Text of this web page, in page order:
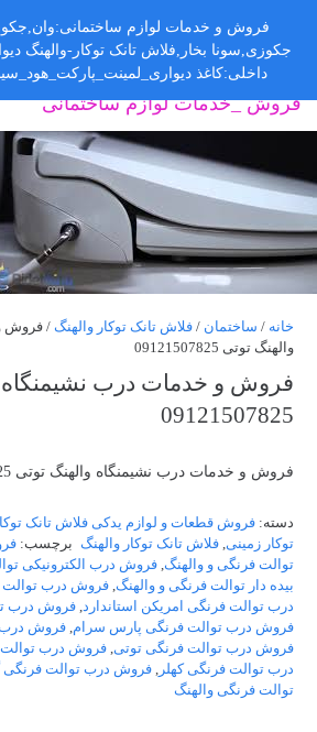
فروش _خدمات لوازم ساختمانی
خانه / ساختمان / فلاش تانک توکار والهنگ / فروش
والهنگ توتی 09121507825
فروش و خدمات درب نشیمنگاه
09121507825
فروش و خدمات درب نشیمنگاه والهنگ توتی 09121507825
دسته: فروش قطعات و لوازم یدکی فلاش تانک
توکار زمینی, فلاش تانک توکار والهنگ برچسب:
توالت فرنگی و والهنگ, فروش درب الکترونیکی
بیده دار توالت فرنگی و والهنگ, فروش درب توالت
درب توالت فرنگی امریکن استاندارد, فروش درب
فروش درب توالت فرنگی پارس سرام, فروش درب
فروش درب توالت فرنگی توتی, فروش درب توالت
درب توالت فرنگی کهلر , فروش درب توالت فرنگی
توالت فرنگی والهنگ
فروش و خدمات لوازم
جکوزی,سونا بخار,فلاش تانک توکار-والهنگ
داخلی:کاغذ